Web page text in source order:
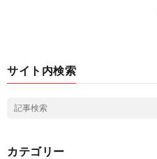
サイト内検索
カテゴリー